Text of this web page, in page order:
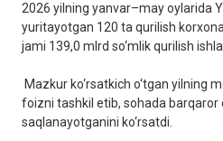
2026 yilning yanvar–may oylarida
yuritayotgan 120 ta qurilish
jami 139,0 mlrd so‘mlik qurilish
Mazkur ko‘rsatkich o‘tgan yilning
foizni tashkil etib, sohada barqaror
saqlanayotganini ko‘rsatdi.